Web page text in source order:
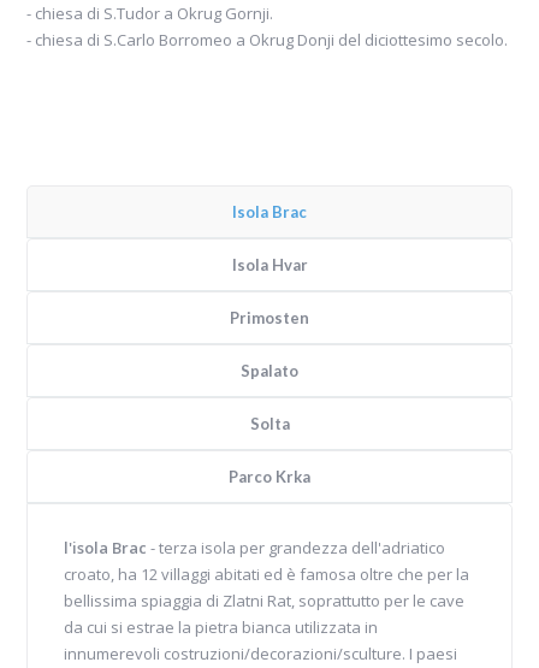
- chiesa di S.Tudor a Okrug Gornji.
- chiesa di S.Carlo Borromeo a Okrug Donji del diciottesimo secolo.
Isola Brac
Isola Hvar
Primosten
Spalato
Solta
Parco Krka
l'isola Brac - terza isola per grandezza dell'adriatico
croato, ha 12 villaggi abitati ed è famosa oltre che per la
bellissima spiaggia di Zlatni Rat, soprattutto per le cave
da cui si estrae la pietra bianca utilizzata in
innumerevoli costruzioni/decorazioni/sculture. I paesi